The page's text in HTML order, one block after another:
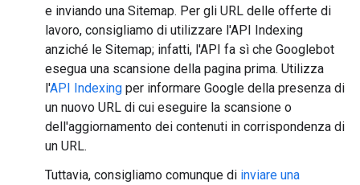
e inviando una Sitemap. Per gli URL delle offerte di
lavoro, consigliamo di utilizzare l'API Indexing
anziché le Sitemap; infatti, l'API fa sì che Googlebot
esegua una scansione della pagina prima. Utilizza
l'API Indexing per informare Google della presenza di
un nuovo URL di cui eseguire la scansione o
dell'aggiornamento dei contenuti in corrispondenza di
un URL.
Tuttavia, consigliamo comunque di inviare una